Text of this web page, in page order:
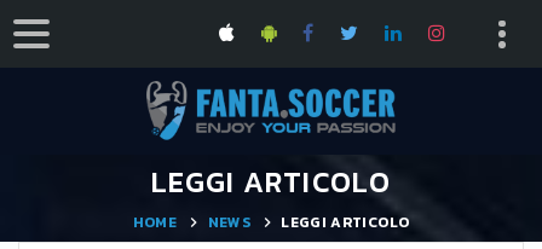
LEGGI ARTICOLO
HOME NEWS LEGGI ARTICOLO